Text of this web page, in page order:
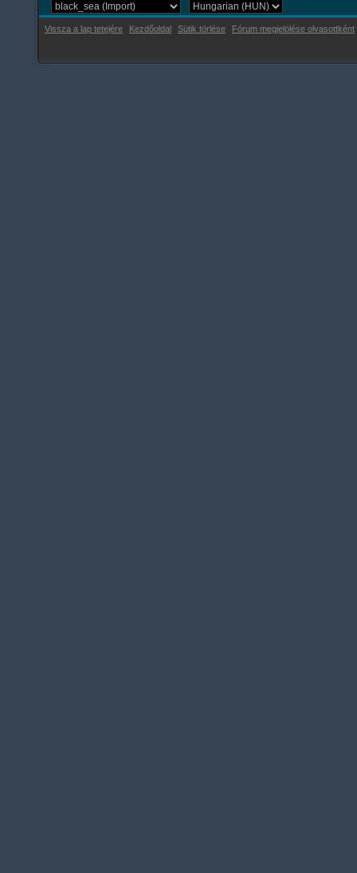
Vissza a lap tetejére Kezdőoldal Sütik törlése Fórum megjelölése olvasottként